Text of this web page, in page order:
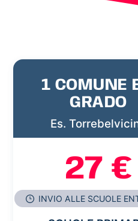
1 COMUNE
GRADO
Es.
27 €
INVIO ALLE SCUOLE